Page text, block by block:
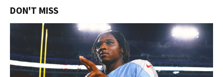
DON'T MISS